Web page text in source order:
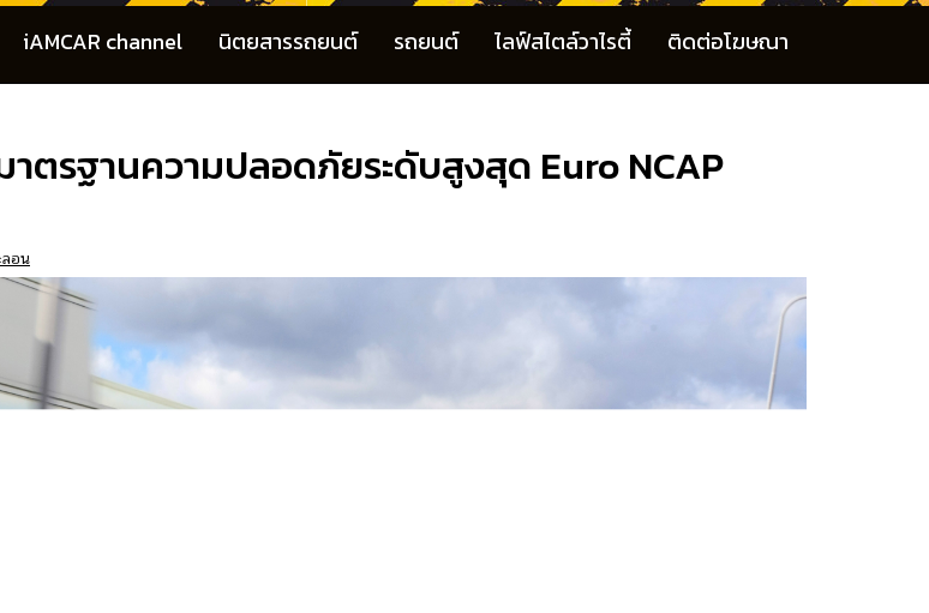
iAMCAR channel นิตยสารรถยนต์ รถยนต์ ไลฟ์สไตล์วาไรตี้ ติดต่อโฆษณา
ตรฐานความปลอดภัยระดับสูงสุด Euro NCAP
อน